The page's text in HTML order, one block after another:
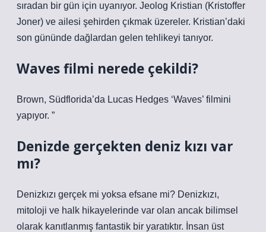
sıradan bir gün için uyanıyor. Jeolog Kristian (Kristoffer
Joner) ve ailesi şehirden çıkmak üzereler. Kristian’daki
son gününde dağlardan gelen tehlikeyi tanıyor.
Waves filmi nerede çekildi?
Brown, Südflorida’da Lucas Hedges ‘Waves’ filmini
yapıyor. ”
Denizde gerçekten deniz kızı var
mı?
Denizkızı gerçek mi yoksa efsane mi? Denizkızı,
mitoloji ve halk hikayelerinde var olan ancak bilimsel
olarak kanıtlanmış fantastik bir yaratıktır. İnsan üst